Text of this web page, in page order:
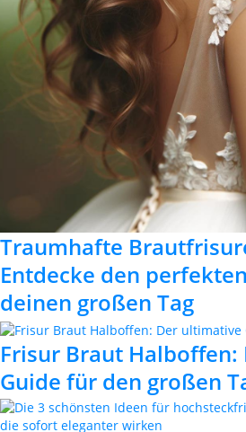
Traumhafte
Entdecke den
deinen großen Tag
Frisur Braut
Guide für den großen